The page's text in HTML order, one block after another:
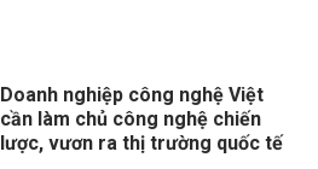
Doanh nghiệp công nghệ Việt
cần làm chủ công nghệ chiến
lược, vươn ra thị trường quốc tế